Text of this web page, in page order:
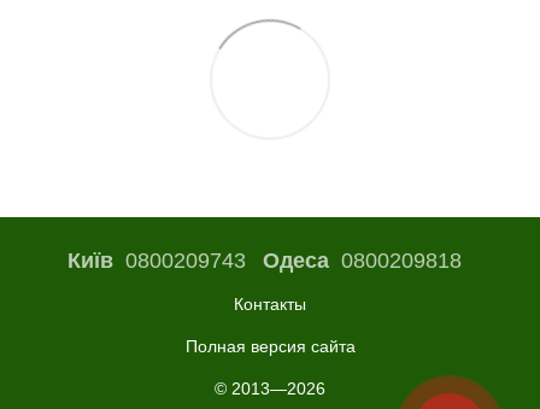
Київ0800209743 Одеса0800209818
Контакты
Полная версия сайта
© 2013—2026